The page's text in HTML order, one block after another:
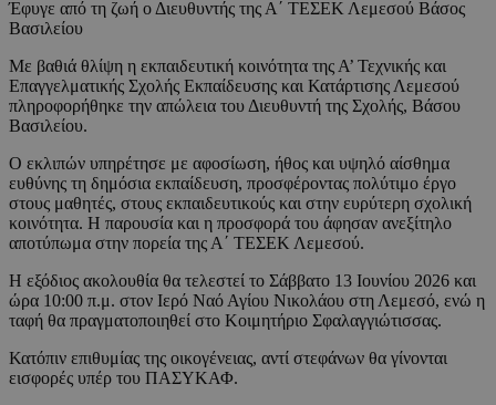
Έφυγε από τη ζωή ο Διευθυντής της Α΄ ΤΕΣΕΚ Λεμεσού Βάσος
Βασιλείου
Με βαθιά θλίψη η εκπαιδευτική κοινότητα της Α’ Τεχνικής και
Επαγγελματικής Σχολής Εκπαίδευσης και Κατάρτισης Λεμεσού
πληροφορήθηκε την απώλεια του Διευθυντή της Σχολής, Βάσου
Βασιλείου.
Ο εκλιπών υπηρέτησε με αφοσίωση, ήθος και υψηλό αίσθημα
ευθύνης τη δημόσια εκπαίδευση, προσφέροντας πολύτιμο έργο
στους μαθητές, στους εκπαιδευτικούς και στην ευρύτερη σχολική
κοινότητα. Η παρουσία και η προσφορά του άφησαν ανεξίτηλο
αποτύπωμα στην πορεία της Α΄ ΤΕΣΕΚ Λεμεσού.
Η εξόδιος ακολουθία θα τελεστεί το Σάββατο 13 Ιουνίου 2026 και
ώρα 10:00 π.μ. στον Ιερό Ναό Αγίου Νικολάου στη Λεμεσό, ενώ η
ταφή θα πραγματοποιηθεί στο Κοιμητήριο Σφαλαγγιώτισσας.
Κατόπιν επιθυμίας της οικογένειας, αντί στεφάνων θα γίνονται
εισφορές υπέρ του ΠΑΣΥΚΑΦ.